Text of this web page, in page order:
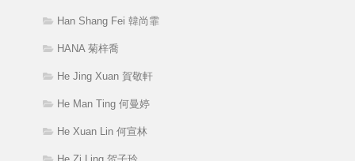
Han Shang Fei 韓尚霏
HANA 菊梓喬
He Jing Xuan 賀敬軒
He Man Ting 何曼婷
He Xuan Lin 何宣林